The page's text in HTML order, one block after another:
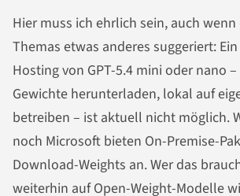
Hier muss ich ehrlich sein, auch
Themas etwas anderes suggeriert:
Hosting von GPT-5.4 mini oder nano
Gewichte herunterladen, lokal auf
betreiben – ist aktuell nicht möglich.
noch Microsoft bieten On-Premise-
Download-Weights an. Wer das
weiterhin auf Open-Weight-Modelle